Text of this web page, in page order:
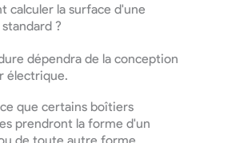
calculer la surface d'une
?
dépendra de la conception
électrique.
que certains boîtiers
prendront la forme d'un